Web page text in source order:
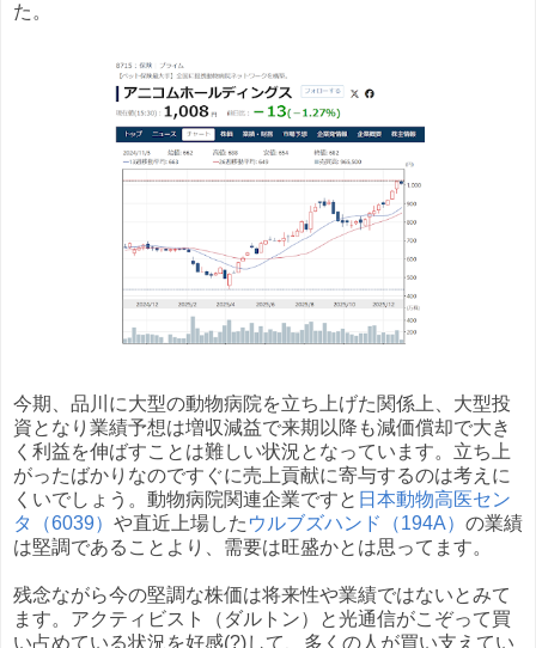
た。
今期、品川に大型の動物病院を立ち上げた関係上、大型投
資となり業績予想は増収減益で来期以降も減価償却で大き
く利益を伸ばすことは難しい状況となっています。立ち上
がったばかりなのですぐに売上貢献に寄与するのは考えに
くいでしょう。動物病院関連企業ですと 日本動物高医セン
タ（6039） や直近上場した ウルブズハンド（194A） の業績
は堅調であることより、需要は旺盛かとは思ってます。
残念ながら今の堅調な株価は将来性や業績ではないとみて
ます。アクティビスト（ダルトン）と光通信がこぞって買
い占めている状況を好感(?)して、多くの人が買い支えてい